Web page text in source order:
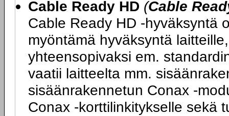
Cable Ready HD (Cable
Cable Ready HD -hyväksyntä
myöntämä hyväksyntä
yhteensopivaksi em.
vaatii laitteelta mm.
sisäänrakennetun Conax -
Conax -korttilinkitykselle sekä